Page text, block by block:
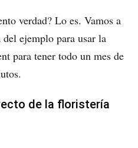
verdad? Lo es. Vamos a
ejemplo para usar la
para tener todo un mes de
de la floristería